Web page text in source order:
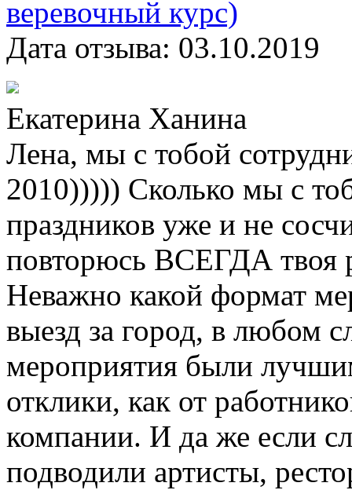
веревочный курс)
Дата отзыва: 03.10.2019
Екатерина Ханина
Лена, мы с тобой
2010))))) Сколько мы с
праздников уже и не
повторюсь ВСЕГДА твоя
Неважно какой формат
выезд за город, в любом
мероприятия были
отклики, как от
компании. И да же если
подводили артисты,